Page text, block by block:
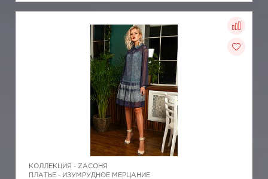
КОЛЛЕКЦИЯ - ZAСОНЯ
ПЛАТЬЕ - ИЗУМРУДНОЕ МЕРЦАНИЕ